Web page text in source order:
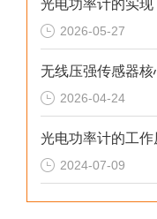
2026-05-27
2026-04-24
光电功率计的工
2024-07-09